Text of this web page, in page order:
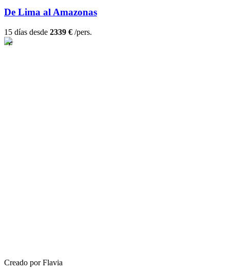
De Lima al Amazonas
15 días desde 2339 € /pers.
Creado por Flavia